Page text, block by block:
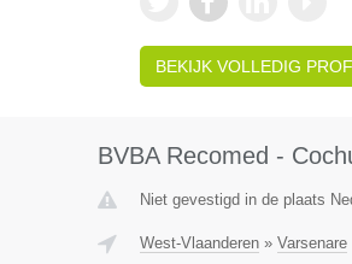
BEKIJK VOLLEDIG
BVBA Recomed -
Niet gevestigd in de plaats
West-Vlaanderen» Varsenare|